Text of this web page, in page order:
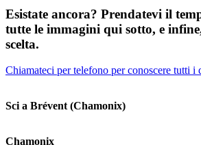
Esistate ancora? Prendatevi il
tutte le immagini qui sotto, e
scelta.
Chiamateci per telefono per conoscere tutti i
Sci a Brévent (Chamonix)
Chamonix